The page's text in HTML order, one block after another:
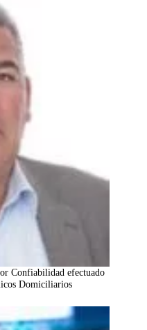
Confiabilidad efectuado
Domiciliarios